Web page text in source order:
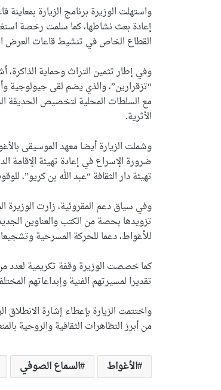
واستهلت الوزيرة برنامج الزيارة
إعادة بعث نشاطها، كما سلمت رخصة
القطاع الخاص في تنشيط قاعات العرض
وفي إطار تثمين التراث وحماية
“تزقرارين”، والذي يضم لقى جيولوجية
مع السلطات المحلية لتخصيص الحديقة
الأثرية.
وشملت الزيارة أيضا معهد الموسيقى
ضرورة الإسراع في إعادة تهيئة الإقامة
تهيئة دار الثقافة “عبد الله بن كريو”،
وفي سياق دعم المقروئية، زارت الوزيرة
تزويدها بحصة من الكتب والعناوين
للأغواط، دعما للحركة المسرحية
كما خصصت الوزيرة وقفة تكريمية لعدد من
تقديرا لمسيرتهم الفنية وإبداعاتهم
واختتمت الزيارة بإعطاء إشارة الانطلاق
من أبرز التظاهرات الثقافية والروحية
الأغواط السماع الصوفي